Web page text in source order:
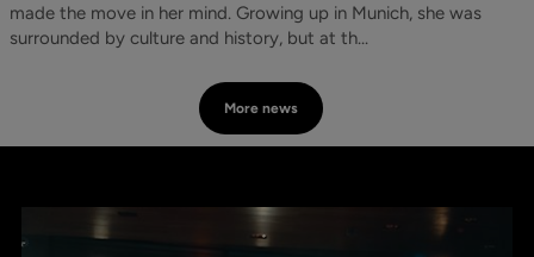
made the move in her mind. Growing up in Munich, she was
surrounded by culture and history, but at th...
More news